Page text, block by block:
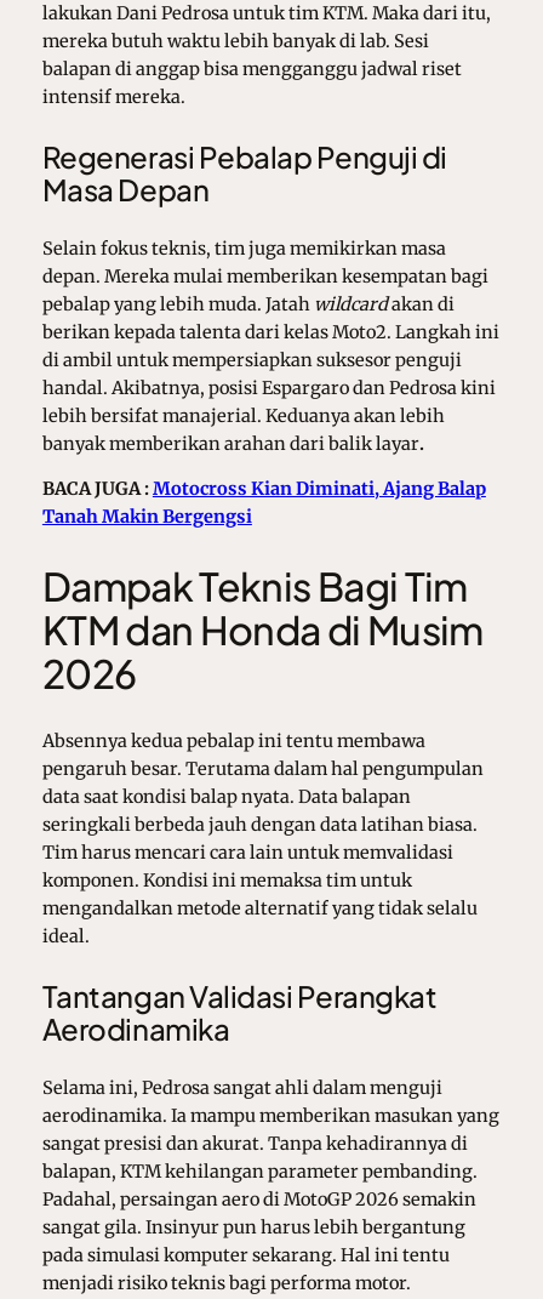
lakukan Dani Pedrosa untuk tim KTM. Maka dari itu,
mereka butuh waktu lebih banyak di lab. Sesi
balapan di anggap bisa mengganggu jadwal riset
intensif mereka.
Regenerasi Pebalap Penguji di
Masa Depan
Selain fokus teknis, tim juga memikirkan masa
depan. Mereka mulai memberikan kesempatan bagi
pebalap yang lebih muda. Jatah wildcardakan di
berikan kepada talenta dari kelas Moto2. Langkah ini
di ambil untuk mempersiapkan suksesor penguji
handal. Akibatnya, posisi Espargaro dan Pedrosa kini
lebih bersifat manajerial. Keduanya akan lebih
banyak memberikan arahan dari balik layar.
BACA JUGA :Motocross Kian Diminati, Ajang Balap
Tanah Makin Bergengsi
Dampak Teknis Bagi Tim
KTM dan Honda di Musim
2026
Absennya kedua pebalap ini tentu membawa
pengaruh besar. Terutama dalam hal pengumpulan
data saat kondisi balap nyata. Data balapan
seringkali berbeda jauh dengan data latihan biasa.
Tim harus mencari cara lain untuk memvalidasi
komponen. Kondisi ini memaksa tim untuk
mengandalkan metode alternatif yang tidak selalu
ideal.
Tantangan Validasi Perangkat
Aerodinamika
Selama ini, Pedrosa sangat ahli dalam menguji
aerodinamika. Ia mampu memberikan masukan yang
sangat presisi dan akurat. Tanpa kehadirannya di
balapan, KTM kehilangan parameter pembanding.
Padahal, persaingan aero di MotoGP 2026 semakin
sangat gila. Insinyur pun harus lebih bergantung
pada simulasi komputer sekarang. Hal ini tentu
menjadi risiko teknis bagi performa motor.